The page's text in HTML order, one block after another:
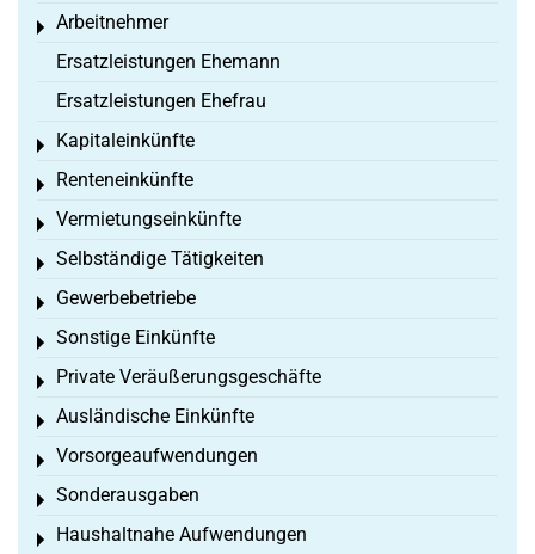
Arbeitnehmer
Toggle menu
Ersatzleistungen Ehemann
Ersatzleistungen Ehefrau
Kapitaleinkünfte
Toggle menu
Renteneinkünfte
Toggle menu
Vermietungseinkünfte
Toggle menu
Selbständige Tätigkeiten
Toggle menu
Gewerbebetriebe
Toggle menu
Sonstige Einkünfte
Toggle menu
Private Veräußerungsgeschäfte
Toggle menu
Ausländische Einkünfte
Toggle menu
Vorsorgeaufwendungen
Toggle menu
Sonderausgaben
Toggle menu
Haushaltnahe Aufwendungen
Toggle menu